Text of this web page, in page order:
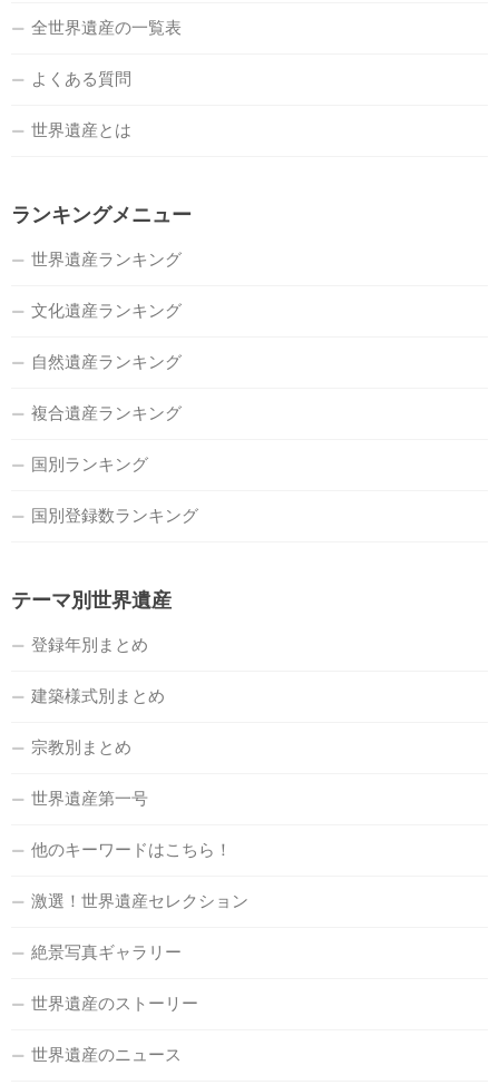
全世界遺産の一覧表
よくある質問
世界遺産とは
ランキングメニュー
世界遺産ランキング
文化遺産ランキング
自然遺産ランキング
複合遺産ランキング
国別ランキング
国別登録数ランキング
テーマ別世界遺産
登録年別まとめ
建築様式別まとめ
宗教別まとめ
世界遺産第一号
他のキーワードはこちら！
激選！世界遺産セレクション
絶景写真ギャラリー
世界遺産のストーリー
世界遺産のニュース